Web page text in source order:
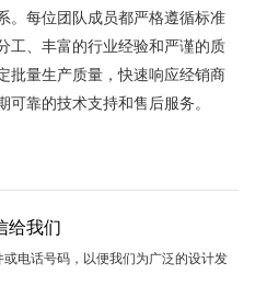
。每位团队成员都严格遵循标准
工、丰富的行业经验和严谨的质
批量生产质量，快速响应经销商
靠的技术支持和售后服务。
给我们
电话号码，以便我们为广泛的设计发